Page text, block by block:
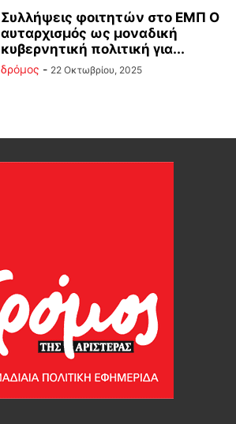
Συλλήψεις φοιτητών στο ΕΜΠ Ο
αυταρχισμός ως μοναδική
κυβερνητική πολιτική για...
δρόμος - 22 Οκτωβρίου, 2025